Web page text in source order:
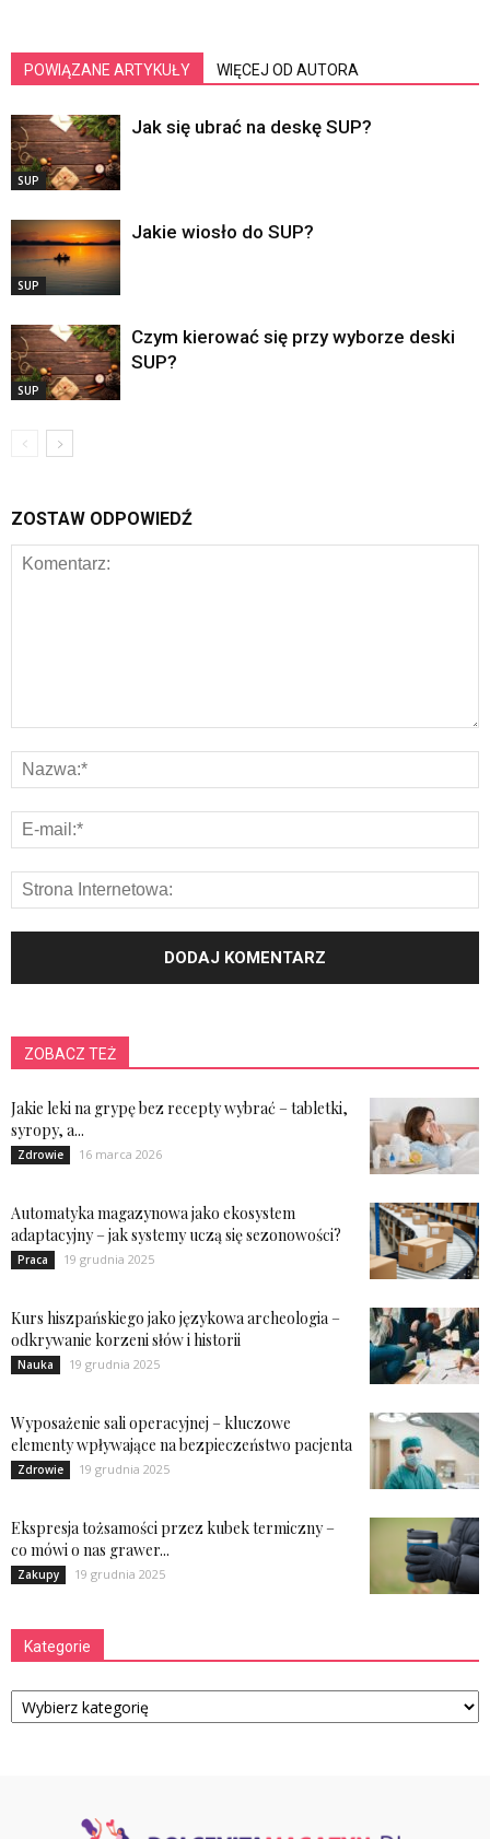
POWIĄZANE ARTYKUŁY WIĘCEJ OD AUTORA
SUP
Jak się ubrać na deskę SUP?
SUP
Jakie wiosło do SUP?
SUP
Czym kierować się przy wyborze deski
SUP?
ZOSTAW ODPOWIEDŹ
ZOBACZ TEŻ
Jakie leki na grypę bez recepty wybrać – tabletki,
syropy, a...
Zdrowie 16 marca 2026
Automatyka magazynowa jako ekosystem
adaptacyjny – jak systemy uczą się sezonowości?
Praca 19 grudnia 2025
Kurs hiszpańskiego jako językowa archeologia –
odkrywanie korzeni słów i historii
Nauka 19 grudnia 2025
Wyposażenie sali operacyjnej – kluczowe
elementy wpływające na bezpieczeństwo pacjenta
Zdrowie 19 grudnia 2025
Ekspresja tożsamości przez kubek termiczny –
co mówi o nas grawer...
Zakupy 19 grudnia 2025
Kategorie
Kategorie